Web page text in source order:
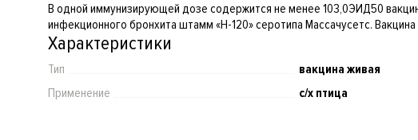
В одной иммунизирующей дозе содержится не менее 103,0ЭИД­50
инфекционного бронхита штамм «Н-120» серотипа Массачусетс.
Характеристики
Тип
вакцина живая
Применение
с/х птица